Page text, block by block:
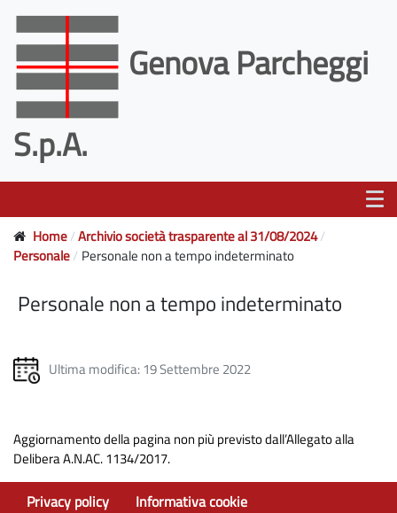
Genova Parcheggi
S.p.A.
Home Archivio società trasparente al 31/08/2024
Personale
Personale non a tempo indeterminato
Personale non a tempo indeterminato
Ultima modifica: 19 Settembre 2022
Aggiornamento della pagina non più previsto dall’Allegato alla
Delibera A.N.AC. 1134/2017.
Privacy policy
Informativa cookie